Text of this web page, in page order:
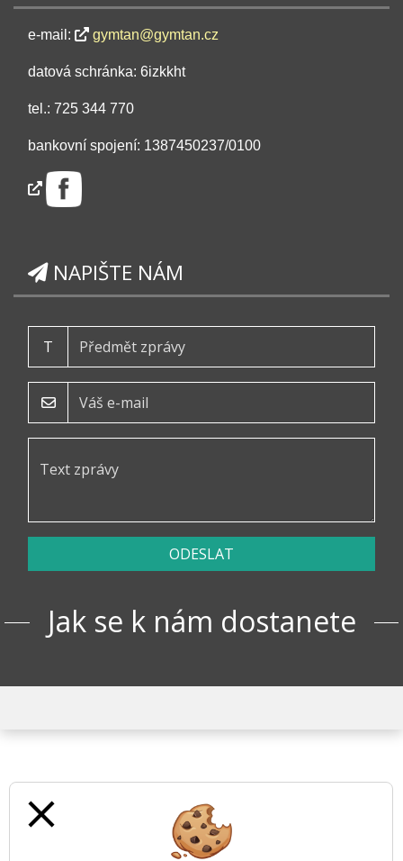
e-mail: gymtan@gymtan.cz
datová schránka: 6izkkht
tel.: 725 344 770
bankovní spojení: 1387450237/0100
NAPIŠTE NÁM
T
ODESLAT
Jak se k nám dostanete
close